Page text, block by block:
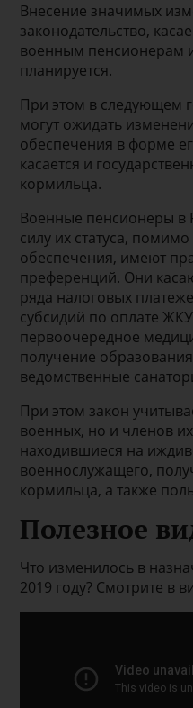
Внесение значимых
законодательство,
военным пенсионерам
планируется.
При этом в следующем
могут ожидать
обеспечения в форме
касается и
кормильца.
Военные пенсионеры в
силу их статуса,
обеспечения, имеют
преференций. Они
ряда налоговых
субсидий по оплате
первоочередное
получение
ведомственные
При этом закон
военных, но и членов
находившиеся на
военнослужащего,
кормильца, а также
Полезное
Что изменилось в
2019 году? Смотрите в